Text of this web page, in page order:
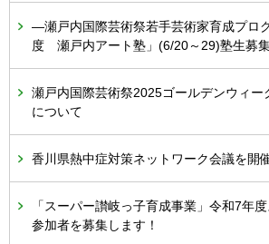
―瀬戸内国際芸術祭若手芸術家育成プロ
度 瀬戸内アート塾」(6/20～29)塾生募
瀬戸内国際芸術祭2025ゴールデンウィー
について
香川県熱中症対策ネットワーク会議を開
「スーパー讃岐っ子育成事業」令和7年
参加者を募集します！